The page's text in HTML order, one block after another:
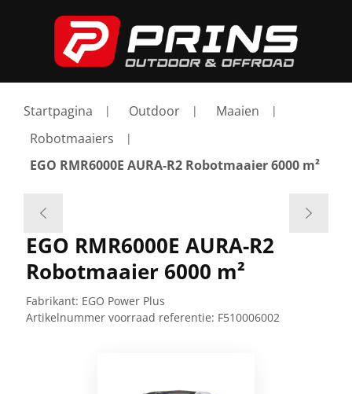
Startpagina Outdoor
Maaien
Robotmaaiers
EGO RMR6000E AURA-R2 Robotmaaier 6000 m²
EGO RMR6000E AURA-R2
Robotmaaier 6000 m²
Fabrikant: EGO Power Plus
Artikelnummer voorraad referentie: F510006002